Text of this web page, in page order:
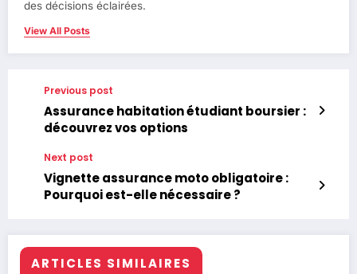
des décisions éclairées.
View All Posts
Previous post
Assurance habitation étudiant boursier :
découvrez vos options
Next post
Vignette assurance moto obligatoire :
Pourquoi est-elle nécessaire ?
ARTICLES SIMILAIRES